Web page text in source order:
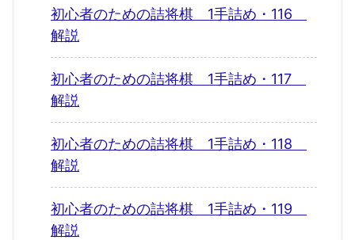
初心者のための詰将棋 1手詰め・116
解説
初心者のための詰将棋 1手詰め・117
解説
初心者のための詰将棋 1手詰め・118
解説
初心者のための詰将棋 1手詰め・119
解説